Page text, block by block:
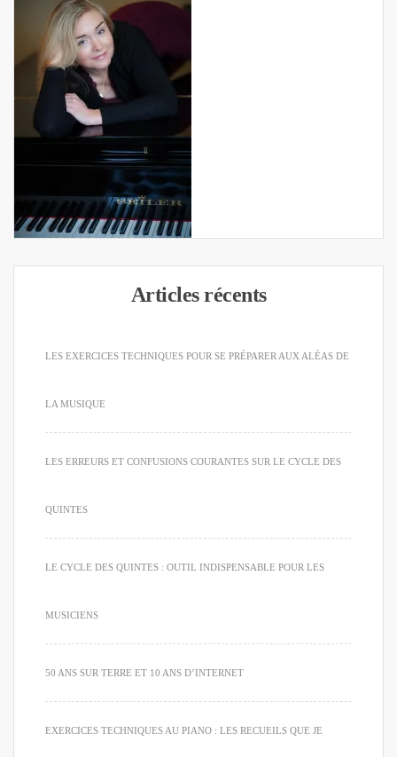
Articles récents
LES EXERCICES TECHNIQUES POUR SE PRÉPARER AUX ALÉAS DE
LA MUSIQUE
LES ERREURS ET CONFUSIONS COURANTES SUR LE CYCLE DES
QUINTES
LE CYCLE DES QUINTES : OUTIL INDISPENSABLE POUR LES
MUSICIENS
50 ANS SUR TERRE ET 10 ANS D’INTERNET
EXERCICES TECHNIQUES AU PIANO : LES RECUEILS QUE JE